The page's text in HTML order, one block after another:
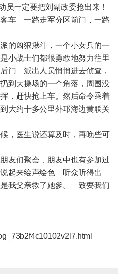
员一定要把刘副政委抢出来！
车，一路走军分区前门，一路
的凶狠揪斗，一个小女兵的一
小战士们都很勇敢地努力往里
门，派出人员悄悄进去侦查，
到大操场的一个角落，周围没
，赶快抢上车。然后命令乘着
大约十多公里外邛海边黄联关
，医生说还算及时，再晚些可
友们聚会，朋友中也有参加过
起来绘声绘色，听众听得出
我父亲救了她爹。一致要我们